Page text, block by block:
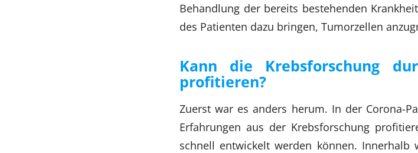
Behandlung der bereits bestehenden
des Patienten dazu bringen, Tumorzellen
Kann die Krebsforschung
profitieren?
Zuerst war es anders herum. In der Corona-
Erfahrungen aus der Krebsforschung
schnell entwickelt werden können. Innerhalb